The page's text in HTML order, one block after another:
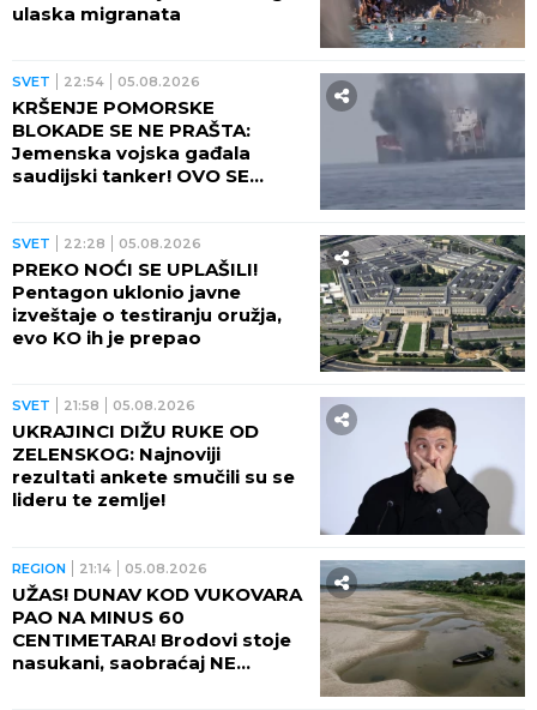
ulaska migranata
SVET 22:54 05.08.2026
KRŠENJE POMORSKE
BLOKADE SE NE PRAŠTA:
Jemenska vojska gađala
saudijski tanker! OVO SE
SVET 22:28 05.08.2026
PREKO NOĆI SE UPLAŠILI!
Pentagon uklonio javne
izveštaje o testiranju oružja,
evo KO ih je prepao
SVET 21:58 05.08.2026
UKRAJINCI DIŽU RUKE OD
ZELENSKOG: Najnoviji
rezultati ankete smučili su se
lideru te zemlje!
REGION 21:14 05.08.2026
UŽAS! DUNAV KOD VUKOVARA
PAO NA MINUS 60
CENTIMETARA! Brodovi stoje
nasukani, saobraćaj NE